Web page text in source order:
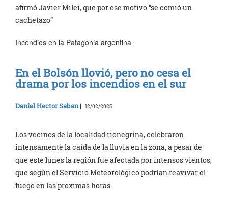
afirmó Javier Milei, que por ese motivo “se comió un
cachetazo”
Incendios en la Patagonia argentina
En el Bolsón llovió, pero no cesa el
drama por los incendios en el sur
Daniel Hector Saban| 12/02/2025
Los vecinos de la localidad rionegrina, celebraron
intensamente la caída de la lluvia en la zona, a pesar de
que este lunes la región fue afectada por intensos vientos,
que según el Servicio Meteorológico podrían reavivar el
fuego en las proximas horas.